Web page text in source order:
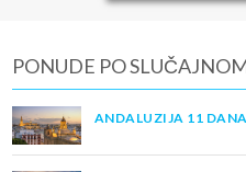
PONUDE PO
ANDALUZIJA 11